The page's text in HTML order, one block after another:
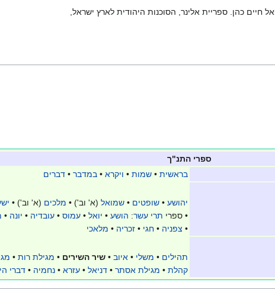
חיים כהן. ספריית אלינר, הסוכנות היהודית לארץ ישראל,
ספרי התנ"ך
בראשית • שמות • ויקרא • במדבר • דברים
יהושע • שופטים • שמואל (א' וב') • מלכים (א' וב') •
• ספרי תרי עשר: הושע • יואל • עמוס • עובדיה • יונה •
• צפניה • חגי • זכריה • מלאכי
תהילים • משלי • איוב • שיר השירים • מגילת רות •
קהלת • מגילת אסתר • דניאל • עזרא • נחמיה • דברי